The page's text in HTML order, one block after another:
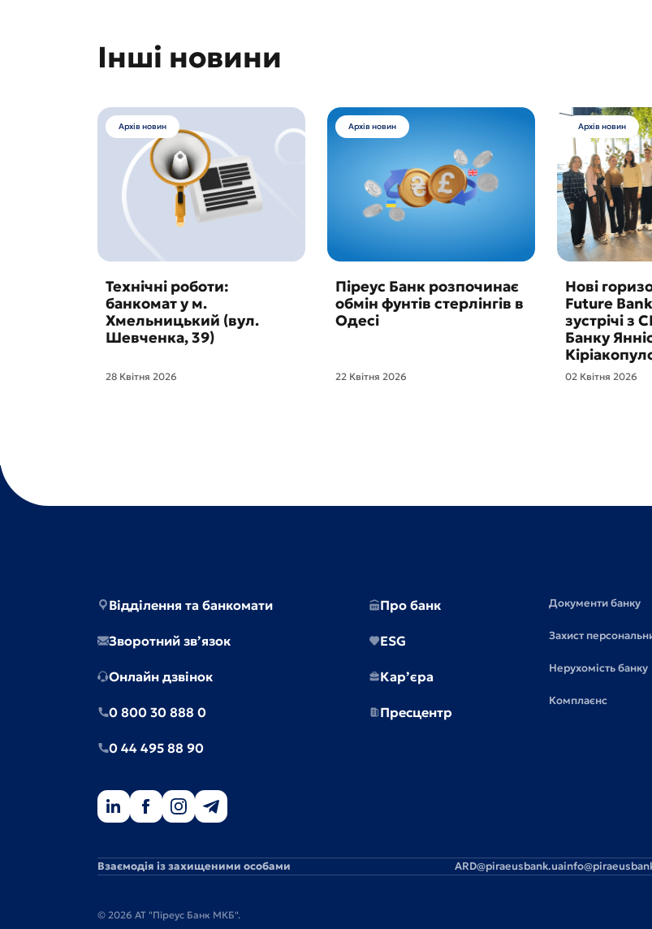
Інші новини
Архів новин
Технічні роботи:
банкомат у м.
Хмельницький (вул.
Шевченка, 39)
28 Квітня 2026
Архів новин
Піреус Банк розпочинає
обмін фунтів стерлінгів в
Одесі
22 Квітня 2026
Архів новин
Нові
Future
зустрічі з
Банку
02 Квітня 2026
Відділення та банкомати
Зворотний зв’язок
Онлайн дзвінок
0 800 30 888 0
0 44 495 88 90
Про банк
ESG
Кар’єра
Пресцентр
Документи банку
Захист
Нерухомість банку
Комплаєнс
Взаємодія із захищеними особами ARD@piraeusbank.ua
© 2026 АТ "Піреус Банк МКБ".